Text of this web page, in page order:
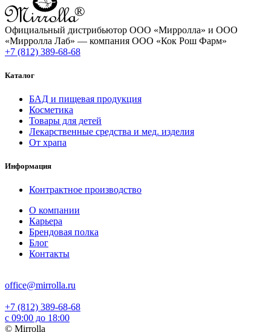
Официальный дистрибьютор ООО «Мирролла» и ООО
«Мирролла Лаб» — компания ООО «Кок Рош Фарм»
+7 (812) 389-68-68
Каталог
БАД и пищевая продукция
Косметика
Товары для детей
Лекарственные средства и мед. изделия
От храпа
Информация
Контрактное производство
О компании
Карьера
Брендовая полка
Блог
Контакты
office@mirrolla.ru
+7 (812) 389-68-68
с 09:00 до 18:00
© Mirrolla